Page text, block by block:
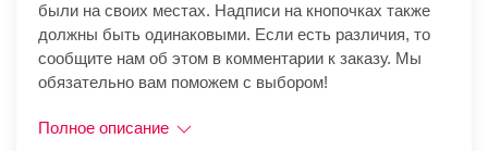
были на своих местах. Надписи на кнопочках также
должны быть одинаковыми. Если есть различия, то
сообщите нам об этом в комментарии к заказу. Мы
обязательно вам поможем с выбором!
Полное описание